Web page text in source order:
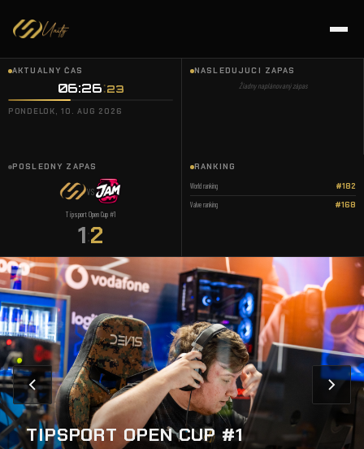
AKTUÁLNY ČAS
06:26 24
PONDELOK, 10. AUG 2026
NASLEDUJÚCI ZÁPAS
Žiadny naplánovaný zápas
POSLEDNÝ ZÁPAS
VS
Tipsport Open Cup #1
1:2
RANKING
World ranking #182
Valve ranking #168
TIPSPORT OPEN CUP #1